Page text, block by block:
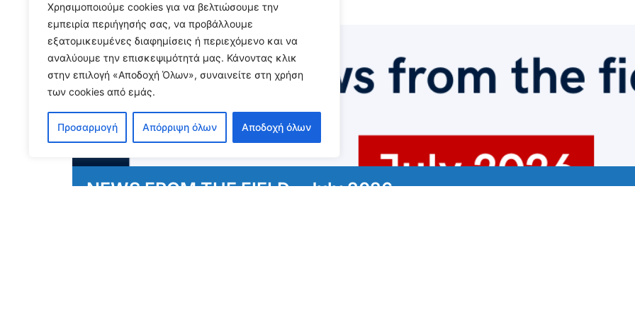
Χρησιμοποιούμε cookies για να βελτιώσουμε την
εμπειρία περιήγησής σας, να προβάλλουμε
εξατομικευμένες διαφημίσεις ή περιεχόμενο και να
αναλύουμε την επισκεψιμότητά μας. Κάνοντας κλικ
στην επιλογή «Αποδοχή Όλων», συναινείτε στη χρήση
των cookies από εμάς.
Προσαρμογή Απόρριψη όλων Αποδοχή όλων
Press Releases ,News/ Media,News
from the field
NEWS FROM THE FIELD - July 2026